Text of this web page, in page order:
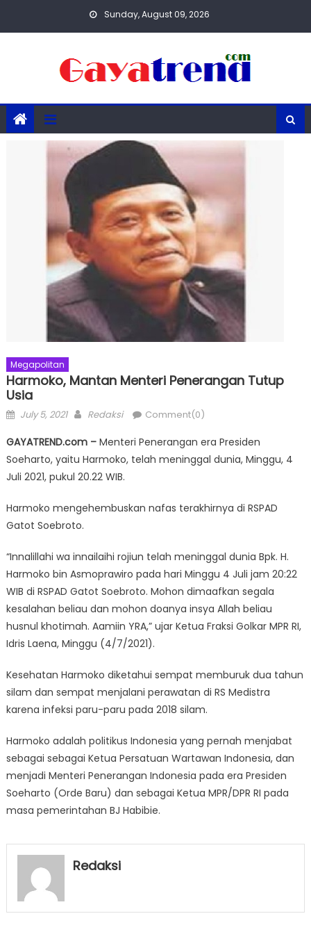
Sunday, August 09, 2026
Megapolitan
Harmoko, Mantan Menteri Penerangan Tutup
Usia
Posted
July 5, 2021 Author
Redaksi Comment(0)
GAYATREND.com –Menteri Penerangan era Presiden
Soeharto, yaitu Harmoko, telah meninggal dunia, Minggu, 4
Juli 2021, pukul 20.22 WIB.
Harmoko mengehembuskan nafas terakhirnya di RSPAD
Gatot Soebroto.
“Innalillahi wa innailaihi rojiun telah meninggal dunia Bpk. H.
Harmoko bin Asmoprawiro pada hari Minggu 4 Juli jam 20:22
WIB di RSPAD Gatot Soebroto. Mohon dimaafkan segala
kesalahan beliau dan mohon doanya insya Allah beliau
husnul khotimah. Aamiin YRA,” ujar Ketua Fraksi Golkar MPR RI,
Idris Laena, Minggu (4/7/2021).
Kesehatan Harmoko diketahui sempat memburuk dua tahun
silam dan sempat menjalani perawatan di RS Medistra
karena infeksi paru-paru pada 2018 silam.
Harmoko adalah politikus Indonesia yang pernah menjabat
sebagai sebagai Ketua Persatuan Wartawan Indonesia, dan
menjadi Menteri Penerangan Indonesia pada era Presiden
Soeharto (Orde Baru) dan sebagai Ketua MPR/DPR RI pada
masa pemerintahan BJ Habibie.
Redaksi